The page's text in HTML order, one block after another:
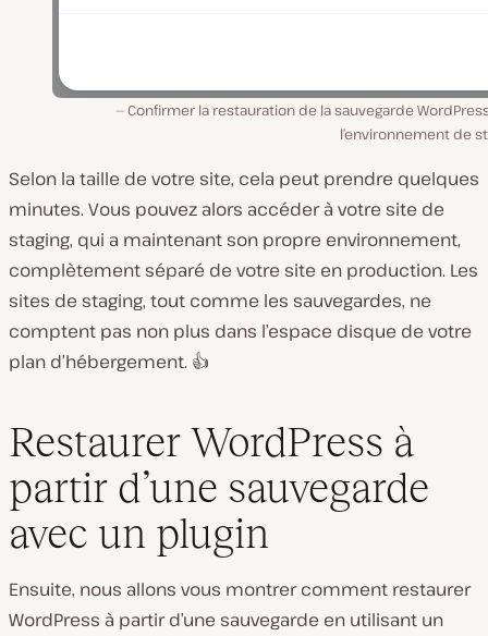
Confirmer la restauration de la sauvegarde
l’environnement de
Selon la taille de votre site, cela peut prendre quelques
minutes. Vous pouvez alors accéder à votre site de
staging, qui a maintenant son propre environnement,
complètement séparé de votre site en production. Les
sites de staging, tout comme les sauvegardes, ne
comptent pas non plus dans l’espace disque de votre
plan d’hébergement. 👍
Restaurer WordPress à
partir d’une sauvegarde
avec un plugin
Ensuite, nous allons vous montrer comment restaurer
WordPress à partir d’une sauvegarde en utilisant un